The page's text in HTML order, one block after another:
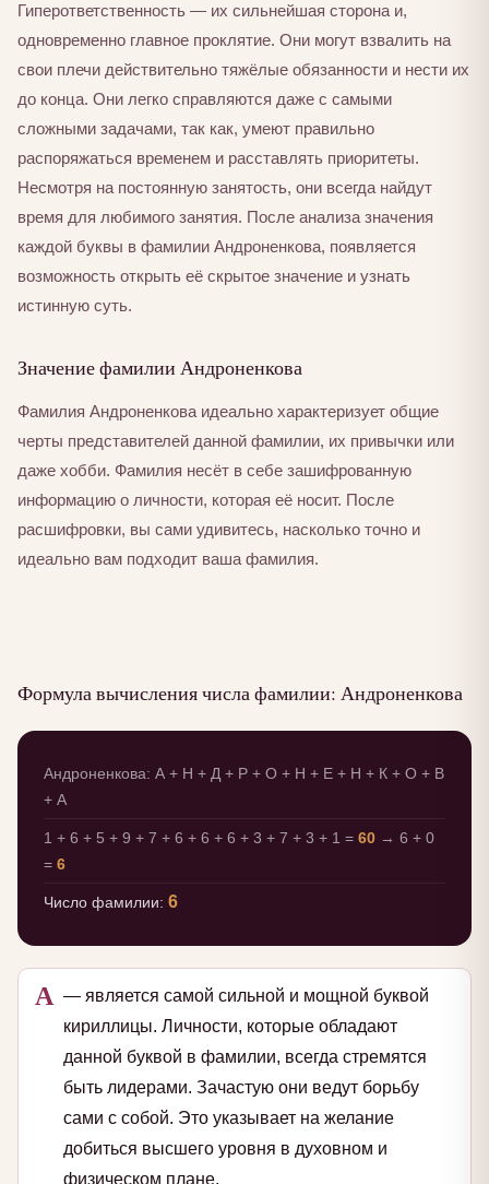
Гиперответственность — их сильнейшая сторона и,
одновременно главное проклятие. Они могут взвалить на
свои плечи действительно тяжёлые обязанности и нести их
до конца. Они легко справляются даже с самыми
сложными задачами, так как, умеют правильно
распоряжаться временем и расставлять приоритеты.
Несмотря на постоянную занятость, они всегда найдут
время для любимого занятия. После анализа значения
каждой буквы в фамилии Андроненкова, появляется
возможность открыть её скрытое значение и узнать
истинную суть.
Значение фамилии Андроненкова
Фамилия Андроненкова идеально характеризует общие
черты представителей данной фамилии, их привычки или
даже хобби. Фамилия несёт в себе зашифрованную
информацию о личности, которая её носит. После
расшифровки, вы сами удивитесь, насколько точно и
идеально вам подходит ваша фамилия.
Формула вычисления числа фамилии: Андроненкова
Андроненкова: А + Н + Д + Р + О + Н + Е + Н + К + О + В
+ А
1 + 6 + 5 + 9 + 7 + 6 + 6 + 6 + 3 + 7 + 3 + 1 = 60 → 6 + 0
= 6
Число фамилии: 6
А — является самой сильной и мощной буквой
кириллицы. Личности, которые обладают
данной буквой в фамилии, всегда стремятся
быть лидерами. Зачастую они ведут борьбу
сами с собой. Это указывает на желание
добиться высшего уровня в духовном и
физическом плане.